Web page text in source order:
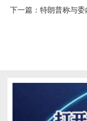
下一篇： 特朗普称与